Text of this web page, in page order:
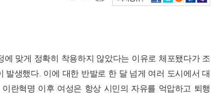
맞게 정확히 착용하지 않았다는 이유로 체포됐다가 조
생했다. 이에 대한 반발로 한 달 넘게 여러 도시에서 대
란혁명 이후 여성은 항상 시민의 자유를 억압하고 퇴행